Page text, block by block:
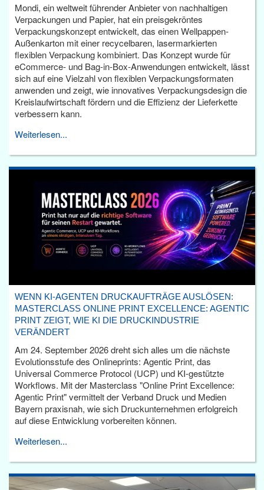
Mondi, ein weltweit führender Anbieter von nachhaltigen
Verpackungen und Papier, hat ein preisgekröntes
Verpackungskonzept entwickelt, das einen Wellpappen-
Außenkarton mit einer recycelbaren, lasermarkierten
flexiblen Verpackung kombiniert. Das Konzept wurde für
eCommerce- und Bag-in-Box-Anwendungen entwickelt, lässt
sich auf eine Vielzahl von flexiblen Verpackungsformaten
anwenden und zeigt, wie innovatives Verpackungsdesign die
Kreislaufwirtschaft fördern und die Effizienz der Lieferkette
verbessern kann.
Weiterlesen...
WENN KI-AGENTEN DRUCKAUFTRÄGE AUSLÖSEN:
MASTERCLASS ONLINE PRINT EXCELLENCE: AGENTIC
PRINT ZEIGT, WIE KI DIE DRUCKINDUSTRIE
VERÄNDERT
Am 24. September 2026 dreht sich alles um die nächste
Evolutionsstufe des Onlineprints: Agentic Print, das
Universal Commerce Protocol (UCP) und KI-gestützte
Workflows. Mit der Masterclass "Online Print Excellence:
Agentic Print" vermittelt der Verband Druck und Medien
Bayern praxisnah, wie sich Druckunternehmen erfolgreich
auf diese Entwicklung vorbereiten können.
Weiterlesen...